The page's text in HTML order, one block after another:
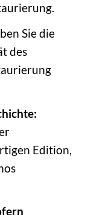
Sie die
des
Edition,